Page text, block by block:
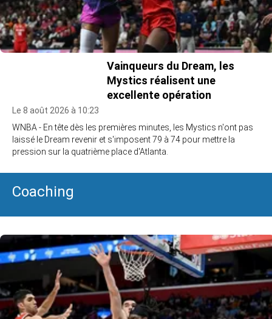
Vainqueurs du Dream, les
Mystics réalisent une
excellente opération
Le 8 août 2026 à 10:23
WNBA - En tête dès les premières minutes, les Mystics n'ont pas
laissé le Dream revenir et s'imposent 79 à 74 pour mettre la
pression sur la quatrième place d'Atlanta.
Coaching